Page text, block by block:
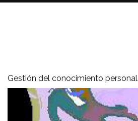
Gestión del conocimiento personal